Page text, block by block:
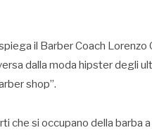
il Barber Coach Lorenzo
dalla moda hipster degli
shop”.
che si occupano della